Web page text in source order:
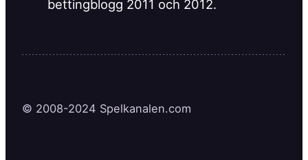
© 2008-2024 Spelkanalen.com